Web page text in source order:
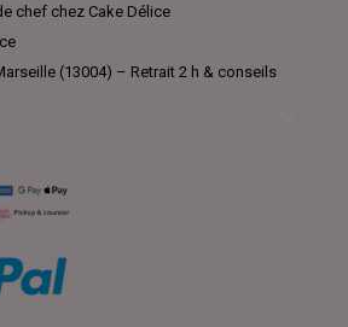
chef chez Cake Délice
(13004) – Retrait 2 h & conseils